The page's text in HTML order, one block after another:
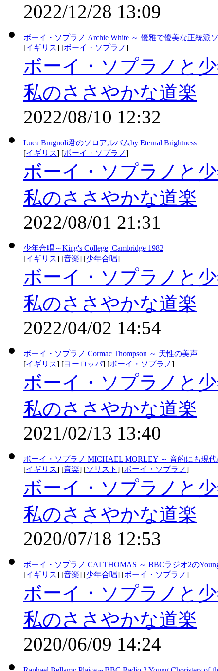
2022/12/28 13:09
ボーイ・ソプラノ Archie White ～ 優雅で優美な正統派
[イギリス] [ボーイ・ソプラノ]
ボーイ・ソプラノと
私のささやかな道楽
2022/08/10 12:32
Luca Brugnoli君のソロアルバムby Eternal Brightness
[イギリス] [ボーイ・ソプラノ]
ボーイ・ソプラノと
私のささやかな道楽
2022/08/01 21:31
少年合唱～King's College, Cambridge 1982
[イギリス] [音楽] [少年合唱]
ボーイ・ソプラノと
私のささやかな道楽
2022/04/02 14:54
ボーイ・ソプラノ Cormac Thompson ～ 天性の美声
[イギリス] [ヨーロッパ] [ボーイ・ソプラノ]
ボーイ・ソプラノと
私のささやかな道楽
2021/02/13 13:40
ボーイ・ソプラノ MICHAEL MORLEY ～ 音的にも現
[イギリス] [音楽] [ソリスト ] [ボーイ・ソプラノ]
ボーイ・ソプラノと
私のささやかな道楽
2020/07/18 12:53
ボーイ・ソプラノ CAI THOMAS ～ BBCラジオ2の
[イギリス] [音楽] [少年合唱] [ボーイ・ソプラノ]
ボーイ・ソプラノと
私のささやかな道楽
2020/06/09 14:24